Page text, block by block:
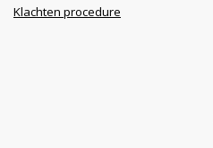
Klachten procedure